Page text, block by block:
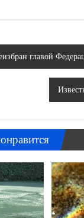
главой